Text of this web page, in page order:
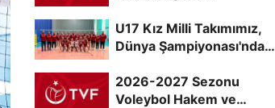
U17 Kız Milli Takımımız,
Dünya Şampiyonası'nda
2026-2027 Sezonu
Voleybol Hakem ve